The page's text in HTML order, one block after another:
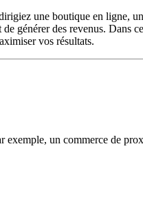
une boutique en ligne,
générer des revenus. Dans
vos résultats.
un commerce de